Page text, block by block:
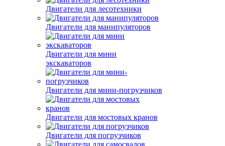
Двигатели для лесотехники
Двигатели для манипуляторов
Двигатели для мини
экскаваторов
Двигатели для мини-погрузчиков
Двигатели для мостовых кранов
Двигатели для погрузчиков